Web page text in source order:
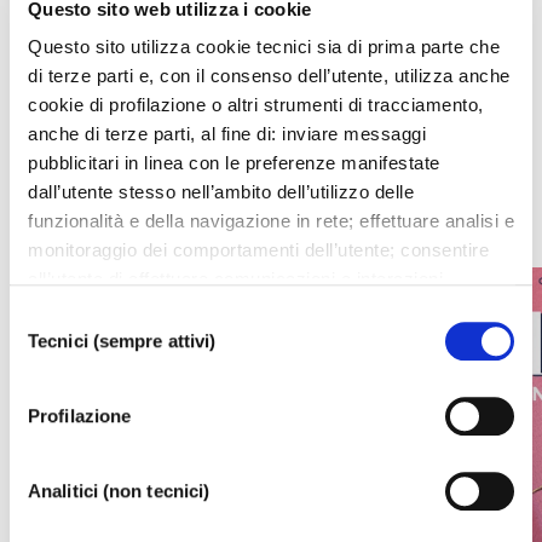
Questo sito web utilizza i cookie
Questo sito utilizza cookie tecnici sia di prima parte che
di terze parti e, con il consenso dell’utente, utilizza anche
cookie di profilazione o altri strumenti di tracciamento,
anche di terze parti, al fine di: inviare messaggi
pubblicitari in linea con le preferenze manifestate
dall’utente stesso nell’ambito dell’utilizzo delle
funzionalità e della navigazione in rete; effettuare analisi e
monitoraggio dei comportamenti dell’utente; consentire
TUTTI”, l’utente acconsente all’uso di tutti i cookie non
tecnici, inclusi quindi quelli di profilazione, analitici e
social. Il consenso è facoltativo e può essere revocato in
qualsiasi momento. Se l’utente desidera modificare le
sinistra dello schermo. Per sapere di più sui cookie che
da dove è
delTecnici (sempre attivi)
Profilazione
Analitici (non tecnici)
Upcoming events
All upcoming events from La Fenice or Malibran Theater
WHAT'S ON